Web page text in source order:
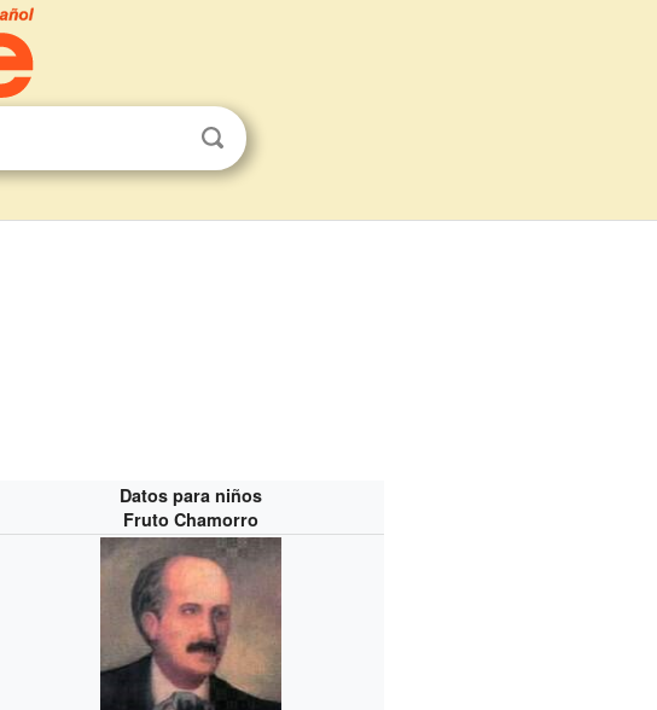
Datos para niños
Fruto Chamorro